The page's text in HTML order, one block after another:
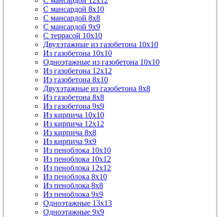
С мансардой 8х10
С мансардой 8х8
С мансардой 9х9
С террасой 10х10
Двухэтажные из газобетона 10х10
Из газобетона 10х10
Одноэтажные из газобетона 10х10
Из газобетона 12х12
Из газобетона 8х10
Двухэтажные из газобетона 8х8
Из газобетона 8х8
Из газобетона 9х9
Из кирпича 10х10
Из кирпича 12х12
Из кирпича 8х8
Из кирпича 9х9
Из пеноблока 10х10
Из пеноблока 10х12
Из пеноблока 12х12
Из пеноблока 8х10
Из пеноблока 8х8
Из пеноблока 9х9
Одноэтажные 13х13
Одноэтажные 9х9